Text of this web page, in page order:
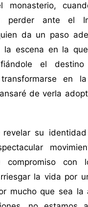
monasterio,
perder ante el
da un paso
la escena en la
el
en
de verla
su
compromiso con
la vida por
mucho que sea la